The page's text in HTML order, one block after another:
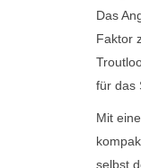
Das
Faktor
für das
Mit
selbst